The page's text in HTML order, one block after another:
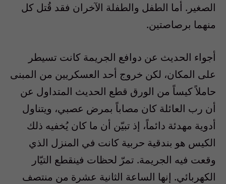
الصغير. أما الطفل والطفلة الآخران فقد قُتل كل
منهما برصاصتين.
أجواء الحديث عن دوافع الجريمة كانت تسيطر
على المكان، لكن خروج أحد العسكريين من المبنى
حاملاً كيساً من الورق قطع الحديث المتداول عن
أن رب العائلة كان مصاباً بمرض عصبي، ويتناول
أدوية مهدئة دائماً، إذ تبيّن أن ما كان يُخفيه ذلك
الكيس هو بندقية حربية كانت في المنزل الذي
وقعت فيه الجريمة. تمرّ لحظات فينقطع التيّار
الكهربائي. إنها الساعة الثانية عشرة من منتصف